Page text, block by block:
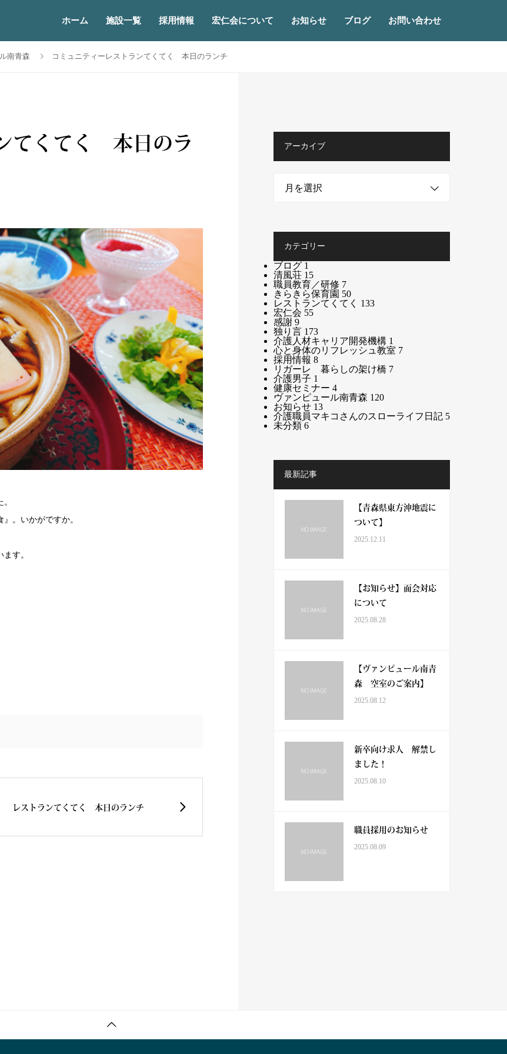
ホーム 施設一覧 採用情報 宏仁会について お知らせ ブログ お問い合わせ
南青森 コミュニティーレストランてくてく 本日のランチ
てくてく 本日のラ
。いかがですか。
す。
レストランてくてく 本日のランチ
アーカイブ
月を選択
カテゴリー
ブログ 1
清風荘 15
職員教育／研修 7
きらきら保育園 50
レストランてくてく 133
宏仁会 55
感謝 9
独り言 173
介護人材キャリア開発機構 1
心と身体のリフレッシュ教室 7
採用情報 8
リガーレ 暮らしの架け橋 7
介護男子 1
健康セミナー 4
ヴァンピュール南青森 120
お知らせ 13
介護職員マキコさんのスローライフ日記 5
未分類 6
最新記事
【青森県東方沖地震に
ついて】
2025.12.11
【お知らせ】面会対応
について
2025.08.28
【ヴァンピュール南青
森 空室のご案内】
2025.08.12
新卒向け求人 解禁し
ました！
2025.08.10
職員採用のお知らせ
2025.08.09